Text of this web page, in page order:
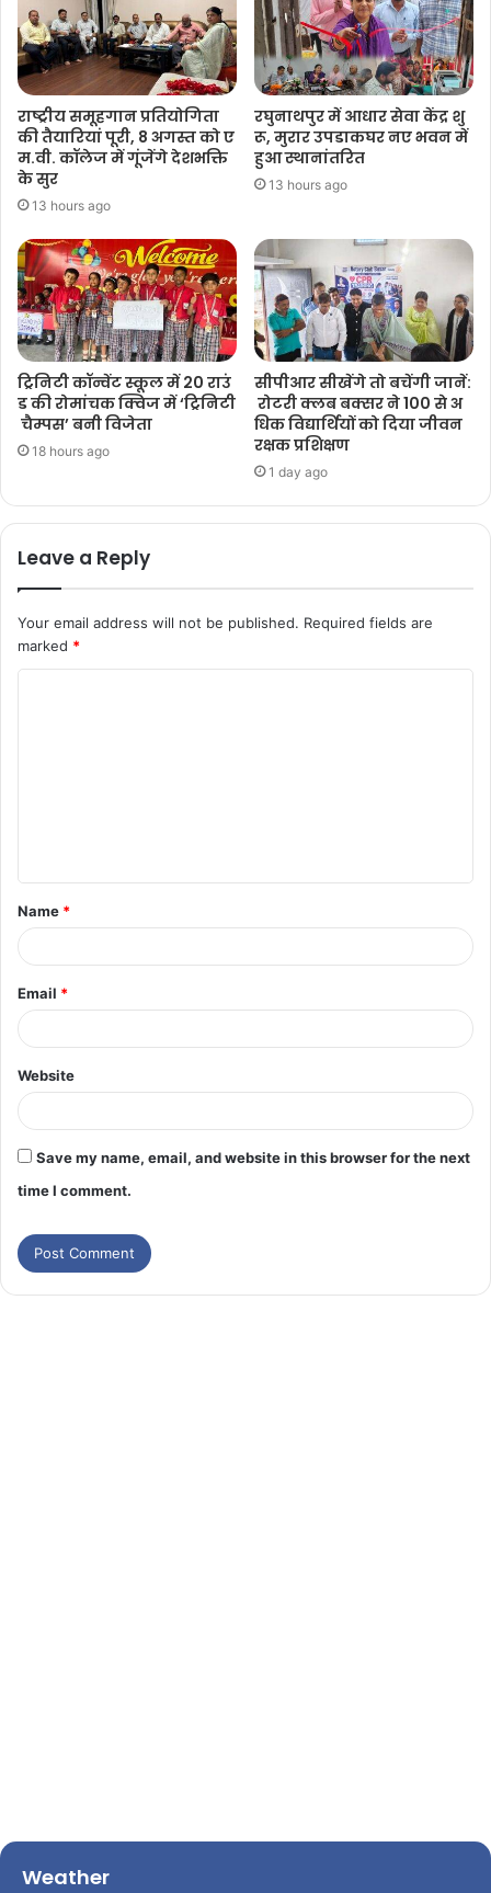
राष्ट्रीय समूहगान प्रतियोगिता
की तैयारियां पूरी, 8 अगस्त को ए
म.वी. कॉलेज में गूंजेंगे देशभक्ति
के सुर
13 hours ago
रघुनाथपुर में आधार सेवा केंद्र शु
रू, मुरार उपडाकघर नए भवन में
हुआ स्थानांतरित
13 hours ago
ट्रिनिटी कॉन्वेंट स्कूल में 20 राउं
ड की रोमांचक क्विज में ‘ट्रिनिटी
चैम्पस’ बनी विजेता
18 hours ago
सीपीआर सीखेंगे तो बचेंगी जानें:
रोटरी क्लब बक्सर ने 100 से अ
धिक विद्यार्थियों को दिया जीवन
रक्षक प्रशिक्षण
1 day ago
Leave a Reply
Your email address will not be published. Required fields are
marked *
Name *
Email *
Website
Save my name, email, and website in this browser for the next
time I comment.
Weather